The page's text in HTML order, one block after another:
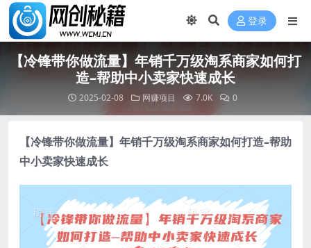
登录
【冷锋带你做流量】年销千万级淘系商家如何打
造–帮助中小卖家快速成长
2025-02-08 网赚项目 7.0K 0
【冷锋带你做流量】年销千万级淘系商家如何打造–帮助
中小卖家快速成长